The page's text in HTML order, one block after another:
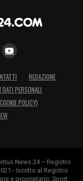
REDAZIONE
PERSONALI
POLICY)
News 24 – Registro
- Iscritto al Registro
e proprietario: Sport